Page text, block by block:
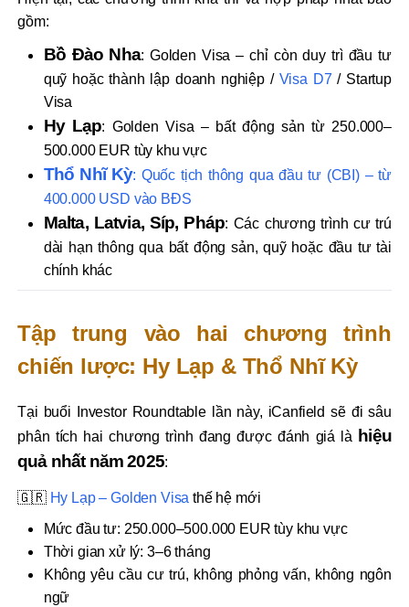
gồm:
Bồ Đào Nha: Golden Visa – chỉ còn duy trì đầu tư
quỹ hoặc thành lập doanh nghiệp / Visa D7 / Startup
Visa
Hy Lạp: Golden Visa – bất động sản từ 250.000–
500.000 EUR tùy khu vực
Thổ Nhĩ Kỳ: Quốc tịch thông qua đầu tư (CBI) – từ
400.000 USD vào BĐS
Malta, Latvia, Síp, Pháp: Các chương trình cư trú
dài hạn thông qua bất động sản, quỹ hoặc đầu tư tài
chính khác
Tập trung vào hai chương trình
chiến lược: Hy Lạp & Thổ Nhĩ Kỳ
Tại buổi Investor Roundtable lần này, iCanfield sẽ đi sâu
phân tích hai chương trình đang được đánh giá là hiệu
quả nhất năm 2025:
🇬🇷 Hy Lạp – Golden Visa thế hệ mới
Mức đầu tư: 250.000–500.000 EUR tùy khu vực
Thời gian xử lý: 3–6 tháng
Không yêu cầu cư trú, không phỏng vấn, không ngôn
ngữ